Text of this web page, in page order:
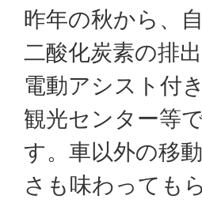
昨年の秋から、
二酸化炭素の排
電動アシスト付
観光センター等
す。車以外の移
さも味わっても